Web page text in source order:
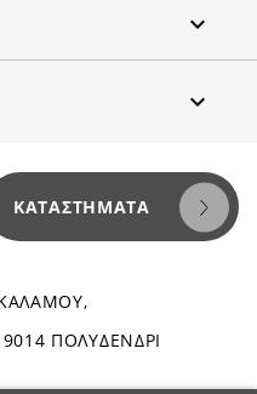


ΚΑΤΑΣΤΉΜΑΤΑ
ΠΟΛΥΔΕΝΔΡΙ